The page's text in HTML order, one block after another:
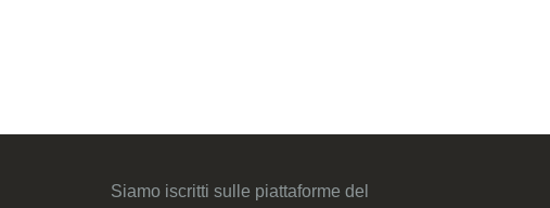
Siamo iscritti sulle piattaforme del